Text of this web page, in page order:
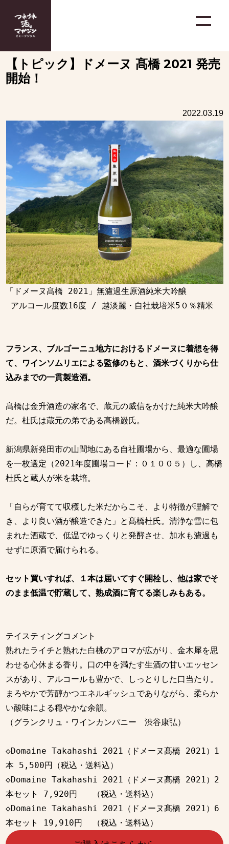
【トピック】ドメーヌ 髙橋 2021 発売
開始！
2022.03.19
「ドメーヌ髙橋 2021」無濾過生原酒純米大吟醸
フランス、ブルゴーニュ地方におけるドメーヌに着想を得
て、ワインソムリエによる監修のもと、酒米づくりから仕
込みまでの一貫製造酒。
髙橋は金升酒造の家名で、蔵元の威信をかけた純米大吟醸
だ。杜氏は蔵元の弟である髙橋巌氏。
新潟県新発田市の山間地にある自社圃場から、最適な圃場
を一枚選定（2021年度圃場コード：０１００５）し、高橋
杜氏と蔵人が米を栽培。
「自らが育てて収穫した米だからこそ、より特徴が理解で
き、より良い酒が醸造できた」と髙橋杜氏。清浄な雪に包
まれた酒蔵で、低温でゆっくりと発酵させ、加水も濾過も
せずに原酒で届けられる。
セット買いすれば、１本は届いてすぐ開栓し、他は家でそ
のまま低温で貯蔵して、熟成酒に育てる楽しみもある。
テイスティングコメント
熟れたライチと熟れた白桃のアロマが広がり、金木犀を思
わせる心休まる香り。口の中を満たす生酒の甘いエッセン
スがあり、アルコールも豊かで、しっとりした口当たり。
まろやかで芳醇かつエネルギッシュでありながら、柔らか
い酸味による穏やかな余韻。
（グランクリュ・ワインカンパニー　渋谷康弘）
◇Domaine Takahashi 2021（ドメーヌ髙橋 2021）1
本 5,500円（税込・送料込）
◇Domaine Takahashi 2021（ドメーヌ髙橋 2021）2
本セット 7,920円   （税込・送料込）
◇Domaine Takahashi 2021（ドメーヌ髙橋 2021）6